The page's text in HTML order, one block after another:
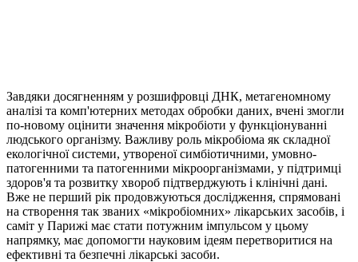
Завдяки досягненням у розшифровці ДНК, метагеномному
аналізі та комп'ютерних методах обробки даних, вчені змогли
по-новому оцінити значення мікробіоти у функціонуванні
людського організму. Важливу роль мікробіома як складної
екологічної системи, утвореної симбіотичними, умовно-
патогенними та патогенними мікроорганізмами, у підтримці
здоров'я та розвитку хвороб підтверджують і клінічні дані.
Вже не перший рік продовжуються дослідження, спрямовані
на створення так званих «мікробіомних» лікарських засобів, і
саміт у Парижі має стати потужним імпульсом у цьому
напрямку, має допомогти науковим ідеям перетворитися на
ефективні та безпечні лікарські засоби.